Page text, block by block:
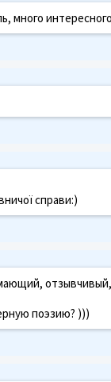
много
справи:)
поэзию? )))